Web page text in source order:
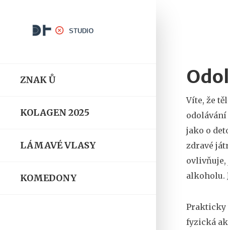
ZNAK Ů
KOLAGEN 2025
LÁMAVÉ VLASY
KOMEDONY
Víte, že
jako o
zdravé
alkoholu.
Prakticky
fyzická